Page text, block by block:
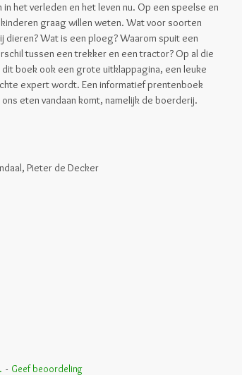
het verleden en het leven nu. Op een speelse en
graag willen weten. Wat voor soorten
Wat is een ploeg? Waarom spuit een
tussen een trekker en een tractor? Op al die
boek ook een grote uitklappagina, een leuke
expert wordt. Een informatief prentenboek
eten vandaan komt, namelijk de boerderij.
Pieter de Decker
- Geef beoordeling